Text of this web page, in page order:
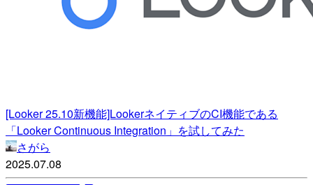
[Looker 25.10新機能]LookerネイティブのCI機能である
「Looker Continuous Integration」を試してみた
さがら
2025.07.08